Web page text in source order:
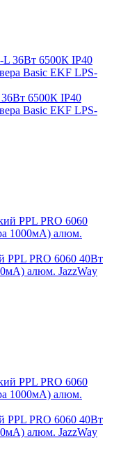
6500К IP40
Basic EKF LPS-
PPL PRO 6060 40Вт
алюм. JazzWay
PPL PRO 6060 40Вт
алюм. JazzWay